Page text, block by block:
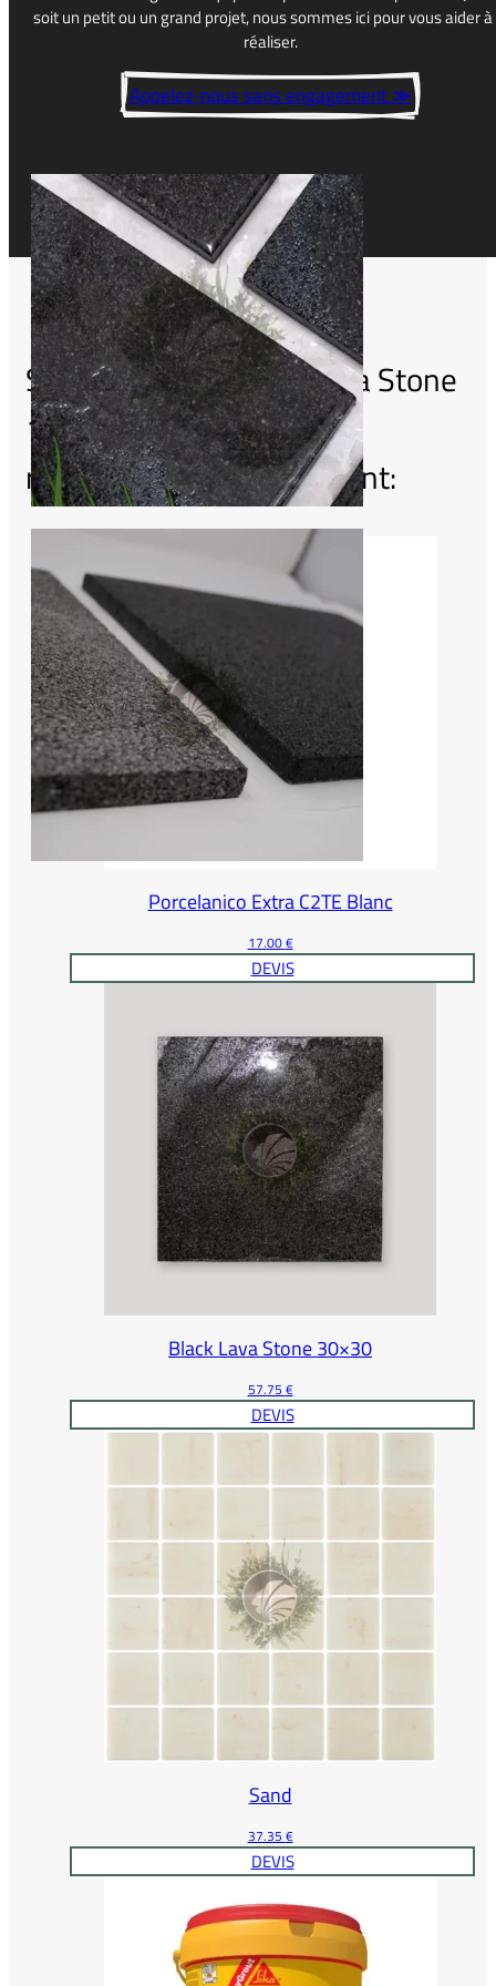
Stone 10x20
soitun petitou un grand projet,noussommesicipourvousaiderà
réaliser.
Appelez-nous sans engagement ≫
Si vous aimez "Black Lava Stone
10×20", nous vous
recommandons également:
Porcelanico Extra C2TE Blanc
17.00€
DEVIS
Black Lava Stone 30×30
57.75 €
DEVIS
Sand
37.35 €
DEVIS